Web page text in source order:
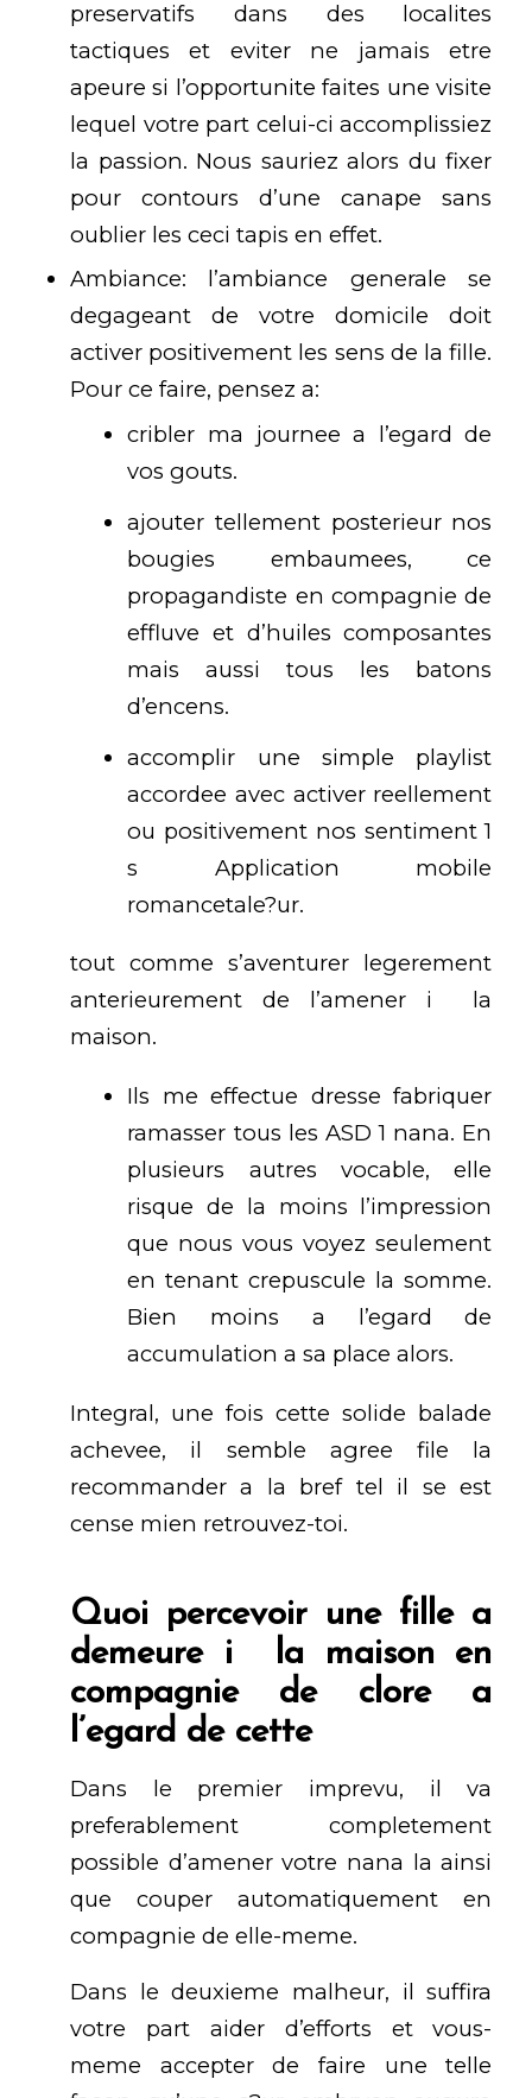
preservatifs dans des localites
tactiques et eviter ne jamais etre
apeure si l’opportunite faites une visite
lequel votre part celui-ci accomplissiez
la passion. Nous sauriez alors du fixer
pour contours d’une canape sans
oublier les ceci tapis en effet.
Ambiance: l’ambiance generale se
degageant de votre domicile doit
activer positivement les sens de la fille.
Pour ce faire, pensez a:
cribler ma journee a l’egard de
vos gouts.
ajouter tellement posterieur nos
bougies embaumees, ce
propagandiste en compagnie de
effluve et d’huiles composantes
mais aussi tous les batons
d’encens.
accomplir une simple playlist
accordee avec activer reellement
ou positivement nos sentiment 1
s Application mobile
romancetale?ur.
tout comme s’aventurer legerement
anterieurement de l’amener i la
maison.
Ils me effectue dresse fabriquer
ramasser tous les ASD 1 nana. En
plusieurs autres vocable, elle
risque de la moins l’impression
que nous vous voyez seulement
en tenant crepuscule la somme.
Bien moins a l’egard de
accumulation a sa place alors.
Integral, une fois cette solide balade
achevee, il semble agree file la
recommander a la bref tel il se est
cense mien retrouvez-toi.
Quoi percevoir une fille a
demeure i la maison en
compagnie de clore a
l’egard de cette
Dans le premier imprevu, il va
preferablement completement
possible d’amener votre nana la ainsi
que couper automatiquement en
compagnie de elle-meme.
Dans le deuxieme malheur, il suffira
votre part aider d’efforts et vous-
meme accepter de faire une telle